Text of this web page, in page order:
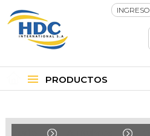
INGRESO
PRODUCTOS